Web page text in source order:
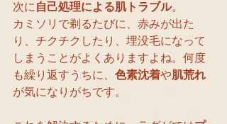
次に 自己処理による肌トラブル。
カミソリで剃るたびに、赤みが出た
り、チクチクしたり、埋没毛になって
しまうことがよくありますよね。何度
も繰り返すうちに、 色素沈着や肌荒れ
が気になりがちです。